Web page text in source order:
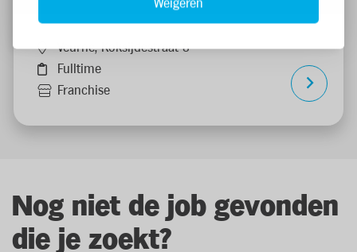
Weigeren
Veurne, Koksijdestraat 8
Fulltime
Franchise
Nog niet de job gevonden
die je zoekt?